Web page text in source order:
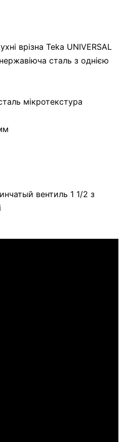
врізна Teka UNIVERSAL
сталь з однією
мікротекстура
вентиль 1 1/2 з